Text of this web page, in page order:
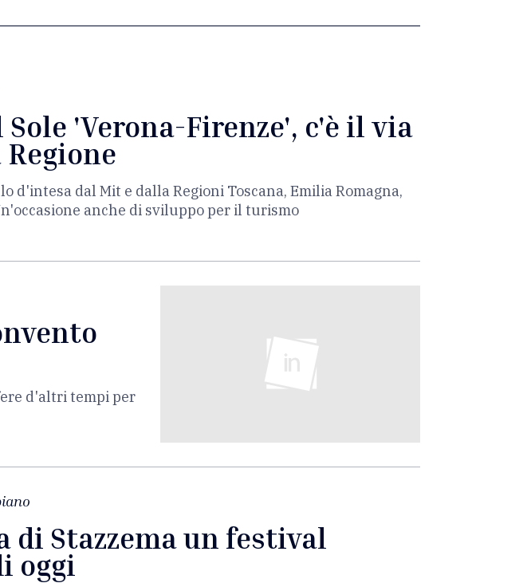
Sole 'Verona-Firenze', c'è il via
d'intesa dal Mit e dalla Regioni Toscana, Emilia Romagna,
anche di sviluppo per il turismo
d'altri tempi per
di Stazzema un festival
oggi